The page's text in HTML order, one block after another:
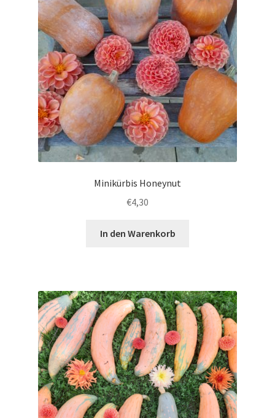
Minikürbis Honeynut
€4,30
In den Warenkorb